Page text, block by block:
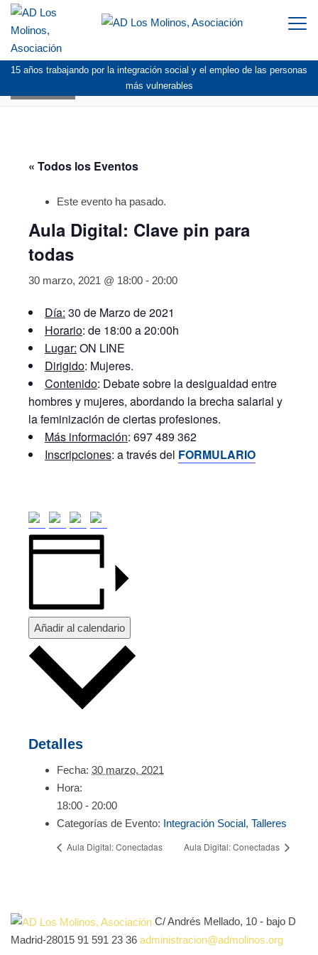
15 años trabajando por la integración social y el empleo de las personas
más vulnerables
« Todos los Eventos
Este evento ha pasado.
Aula Digital: Clave pin para
todas
30 marzo, 2021 @ 18:00 - 20:00
Día: 30 de Marzo de 2021
Horario: de 18:00 a 20:00h
Lugar: ON LINE
Dirigido: Mujeres.
Contenido: Debate sobre la desigualdad entre
hombres y mujeres, abordando la brecha salarial y
la feminización de ciertas profesiones.
Más información: 697 489 362
Inscripciones: a través del FORMULARIO
Añadir al calendario
Detalles
Fecha: 30 marzo, 2021
Hora:
18:00 - 20:00
Categorías de Evento: Integración Social, Talleres
Aula Digital: Conectadas
Aula Digital: Conectadas
C/ Andrés Mellado, 10 - bajo D
Madrid-28015 91 591 23 36 administracion@admolinos.org